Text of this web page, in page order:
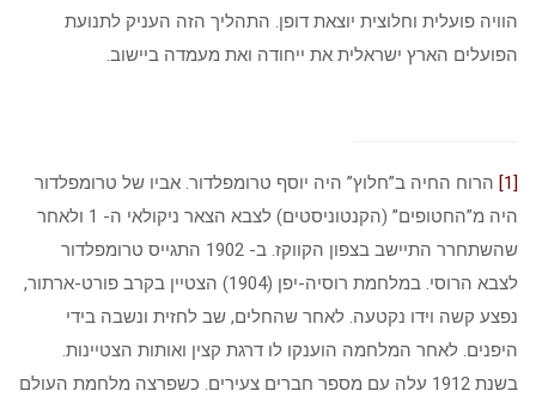
הוויה פועלית וחלוצית יוצאת דופן. התהליך הזה העניק לתנועת
הפועלים הארץ ישראלית את ייחודה ואת מעמדה ביישוב.
[1]
הרוח החיה ב”חלוץ” היה יוסף טרומפלדור. אביו של טרומפלדור
היה מ”החטופים” (הקנטוניסטים) לצבא הצאר ניקולאי ה- 1 ולאחר
שהשתחרר התיישב בצפון הקווקז. ב- 1902 התגייס טרומפלדור
לצבא הרוסי. במלחמת רוסיה-יפן (1904) הצטיין בקרב פורט-ארתור,
נפצע קשה וידו נקטעה. לאחר שהחלים, שב לחזית ונשבה בידי
היפנים. לאחר המלחמה הוענקו לו דרגת קצין ואותות הצטיינות.
בשנת 1912 עלה עם מספר חברים צעירים. כשפרצה מלחמת העולם